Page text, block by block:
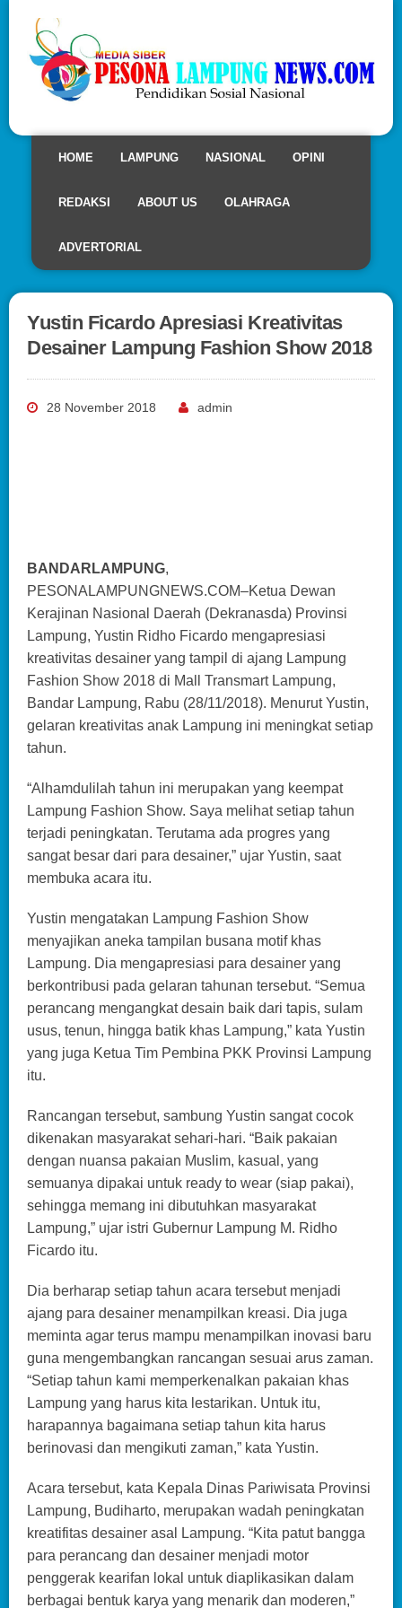
HOME LAMPUNG NASIONAL OPINI
REDAKSI ABOUT US OLAHRAGA
ADVERTORIAL
Yustin Ficardo Apresiasi Kreativitas
Desainer Lampung Fashion Show 2018
28 November 2018 admin
BANDARLAMPUNG,
PESONALAMPUNGNEWS.COM–Ketua Dewan
Kerajinan Nasional Daerah (Dekranasda) Provinsi
Lampung, Yustin Ridho Ficardo mengapresiasi
kreativitas desainer yang tampil di ajang Lampung
Fashion Show 2018 di Mall Transmart Lampung,
Bandar Lampung, Rabu (28/11/2018). Menurut Yustin,
gelaran kreativitas anak Lampung ini meningkat setiap
tahun.
“Alhamdulilah tahun ini merupakan yang keempat
Lampung Fashion Show. Saya melihat setiap tahun
terjadi peningkatan. Terutama ada progres yang
sangat besar dari para desainer,” ujar Yustin, saat
membuka acara itu.
Yustin mengatakan Lampung Fashion Show
menyajikan aneka tampilan busana motif khas
Lampung. Dia mengapresiasi para desainer yang
berkontribusi pada gelaran tahunan tersebut. “Semua
perancang mengangkat desain baik dari tapis, sulam
usus, tenun, hingga batik khas Lampung,” kata Yustin
yang juga Ketua Tim Pembina PKK Provinsi Lampung
itu.
Rancangan tersebut, sambung Yustin sangat cocok
dikenakan masyarakat sehari-hari. “Baik pakaian
dengan nuansa pakaian Muslim, kasual, yang
semuanya dipakai untuk ready to wear (siap pakai),
sehingga memang ini dibutuhkan masyarakat
Lampung,” ujar istri Gubernur Lampung M. Ridho
Ficardo itu.
Dia berharap setiap tahun acara tersebut menjadi
ajang para desainer menampilkan kreasi. Dia juga
meminta agar terus mampu menampilkan inovasi baru
guna mengembangkan rancangan sesuai arus zaman.
“Setiap tahun kami memperkenalkan pakaian khas
Lampung yang harus kita lestarikan. Untuk itu,
harapannya bagaimana setiap tahun kita harus
berinovasi dan mengikuti zaman,” kata Yustin.
Acara tersebut, kata Kepala Dinas Pariwisata Provinsi
Lampung, Budiharto, merupakan wadah peningkatan
kreatifitas desainer asal Lampung. “Kita patut bangga
para perancang dan desainer menjadi motor
penggerak kearifan lokal untuk diaplikasikan dalam
berbagai bentuk karya yang menarik dan moderen,”